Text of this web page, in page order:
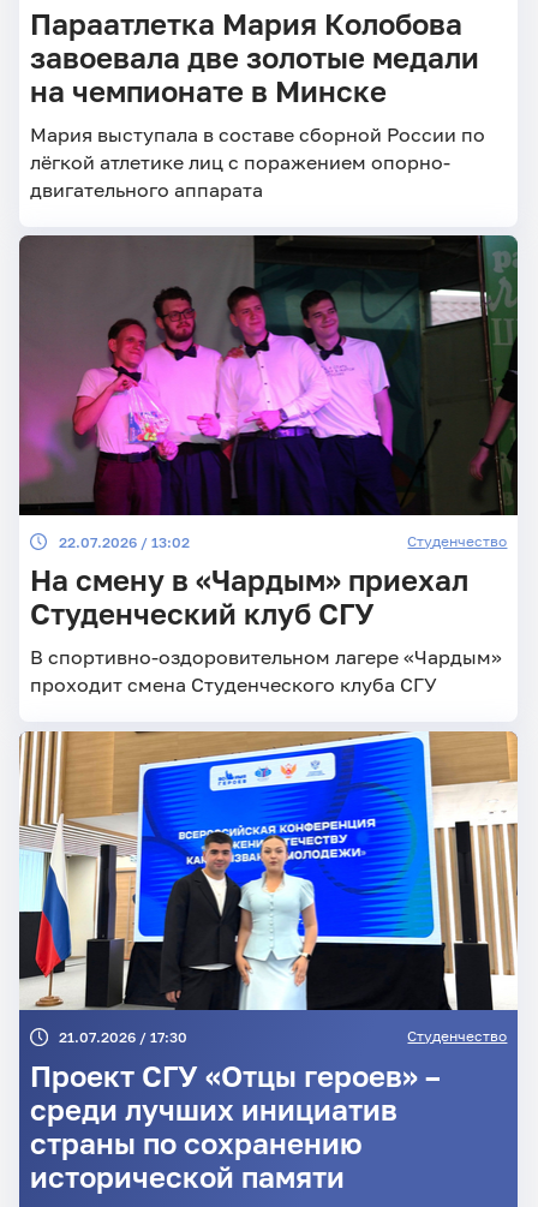
Параатлетка Мария Колобова
завоевала две золотые медали
на чемпионате в Минске
Мария выступала в составе сборной России по
лёгкой атлетике лиц с поражением опорно-
двигательного аппарата
22.07.2026 / 13:02 Студенчество
На смену в «Чардым» приехал
Студенческий клуб СГУ
В спортивно-оздоровительном лагере «Чардым»
проходит смена Студенческого клуба СГУ
21.07.2026 / 17:30 Студенчество
Проект СГУ «Отцы героев» –
среди лучших инициатив
страны по сохранению
исторической памяти